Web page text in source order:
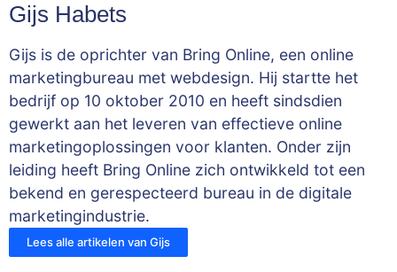
Gijs Habets
Gijs is de oprichter van Bring Online, een online
marketingbureau met webdesign. Hij startte het
bedrijf op 10 oktober 2010 en heeft sindsdien
gewerkt aan het leveren van effectieve online
marketingoplossingen voor klanten. Onder zijn
leiding heeft Bring Online zich ontwikkeld tot een
bekend en gerespecteerd bureau in de digitale
marketingindustrie.
Lees alle artikelen van Gijs